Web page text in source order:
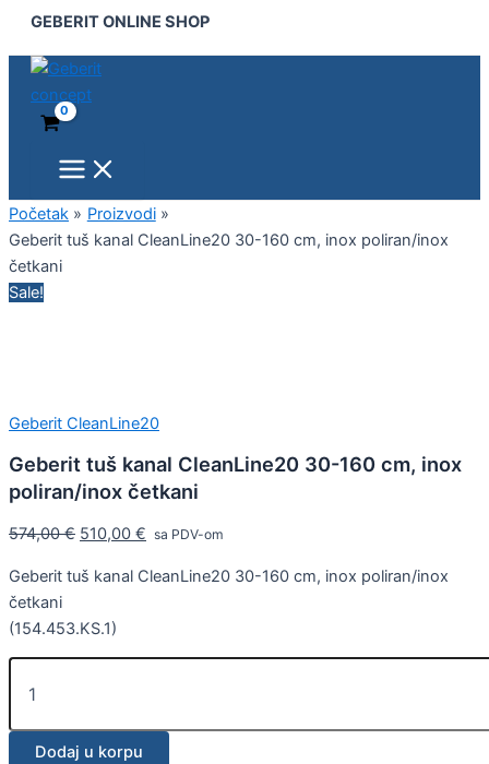
Pređi
sadržaj
GEBERIT ONLINE SHOP
Menu
Početak
Proizvodi
Geberit tuš kanal CleanLine20 30-160 cm, inox poliran/inox
četkani
Sale!
Geberit CleanLine20
Geberit tuš kanal CleanLine20 30-160 cm, inox
poliran/inox četkani
574,00€
Original
was:
574,00 €.
510,00 €
Current
sa PDV-om
Geberit tuš kanal CleanLine20 30-160 cm, inox poliran/inox
četkani
(154.453.KS.1)
kanal
CleanLine20
30-
poliran/inox
četkani
količina
Dodaj u korpu
Original
Current